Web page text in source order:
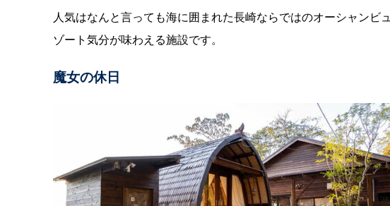
人気はなんと言っても海に囲まれた長崎ならではのオーシャン
ゾート気分が味わえる施設です。
魔女の休日